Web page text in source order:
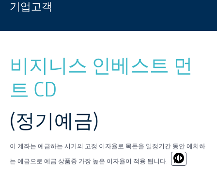
기업고객
비지니스 인베스트 먼
트 CD
(정기예금)
이 계좌는 예금하는 시기의 고정 이자율로 목돈을 일정기간 동안 예치하
는 예금으로 예금 상품중 가장 높은 이자율이 적용 됩니다.